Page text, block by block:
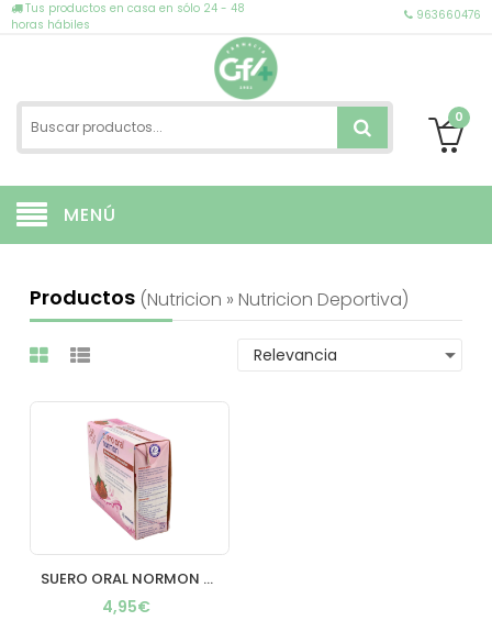
Tus productos en casa en sólo 24 - 48
horas hábiles
963660476
0
MENÚ
Productos (nutricion » Nutricion Deportiva)
SUERO ORAL NORMON PACK 2 BRIKS 250 ML SABOR FRESA
4,95€